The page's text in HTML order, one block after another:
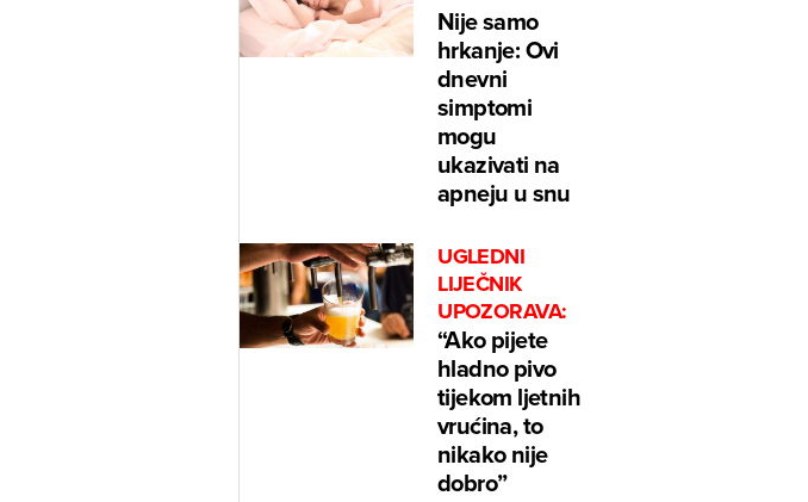
Nije samo
hrkanje: Ovi
dnevni
simptomi
mogu
ukazivati na
apneju u snu
UGLEDNI
LIJEČNIK
UPOZORAVA:
“Ako pijete
hladno pivo
tijekom ljetnih
vrućina, to
nikako nije
dobro”